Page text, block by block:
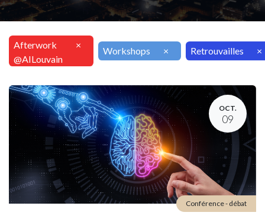
Afterwork
@AILouvain
×
Workshops × Retrouvailles ×
OCT.
09
Conférence - débat